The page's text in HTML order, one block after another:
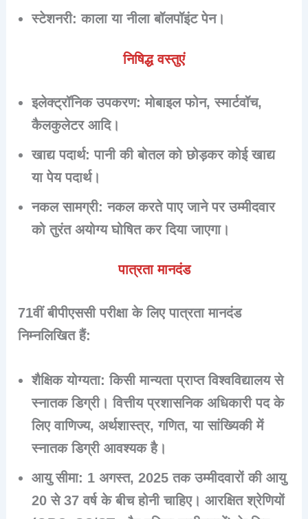
स्टेशनरी: काला या नीला बॉलपॉइंट पेन।
निषिद्ध वस्तुएं
इलेक्ट्रॉनिक उपकरण: मोबाइल फोन, स्मार्टवॉच,
कैलकुलेटर आदि।
खाद्य पदार्थ: पानी की बोतल को छोड़कर कोई खाद्य
या पेय पदार्थ।
नकल सामग्री: नकल करते पाए जाने पर उम्मीदवार
को तुरंत अयोग्य घोषित कर दिया जाएगा।
पात्रता मानदंड
71वीं बीपीएससी परीक्षा के लिए पात्रता मानदंड
निम्नलिखित हैं:
शैक्षिक योग्यता: किसी मान्यता प्राप्त विश्वविद्यालय से
स्नातक डिग्री। वित्तीय प्रशासनिक अधिकारी पद के
लिए वाणिज्य, अर्थशास्त्र, गणित, या सांख्यिकी में
स्नातक डिग्री आवश्यक है।
आयु सीमा: 1 अगस्त, 2025 तक उम्मीदवारों की आयु
20 से 37 वर्ष के बीच होनी चाहिए। आरक्षित श्रेणियों